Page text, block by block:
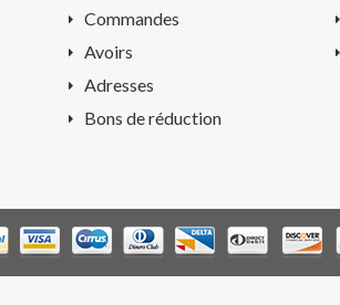
Commandes
Avoirs
Adresses
Bons de réduction